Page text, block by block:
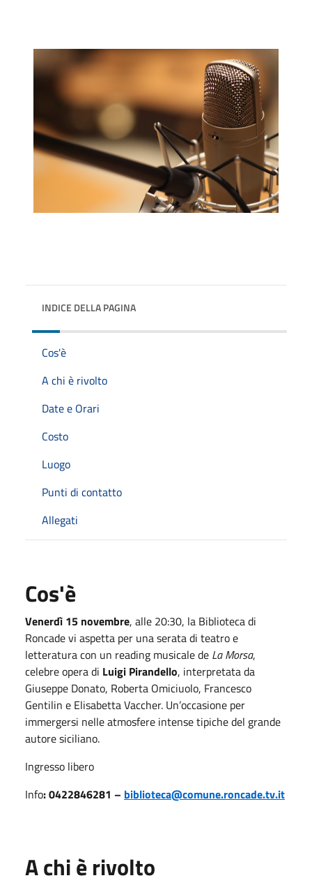
INDICE DELLA PAGINA
Cos'è
A chi è rivolto
Date e Orari
Costo
Luogo
Punti di contatto
Allegati
Cos'è
Venerdì 15 novembre, alle 20:30, la Biblioteca di
Roncade vi aspetta per una serata di teatro e
letteratura con un reading musicale de La Morsa,
celebre opera di Luigi Pirandello, interpretata da
Giuseppe Donato, Roberta Omiciuolo, Francesco
Gentilin e Elisabetta Vaccher. Un’occasione per
immergersi nelle atmosfere intense tipiche del grande
autore siciliano.
Ingresso libero
Info: 0422846281 – biblioteca@comune.roncade.tv.it
A chi è rivolto